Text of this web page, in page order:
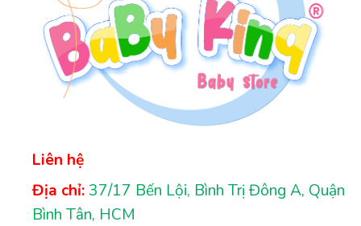
Liên hệ
Địa chỉ: 37/17 Bến Lội, Bình Trị Đông A, Quận
Bình Tân, HCM